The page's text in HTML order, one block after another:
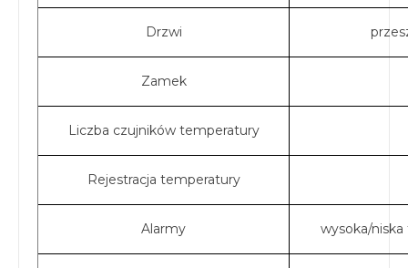
Drzwi
Zamek
Liczba czujników temperatury
Rejestracja temperatury
Alarmy wysoka/